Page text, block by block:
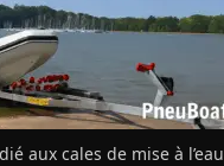
aux cales de mise à l’eau